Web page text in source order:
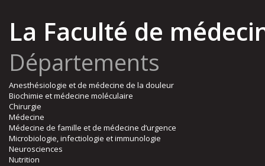
La Faculté de
Départements
Anesthésiologie et de médecine de la douleur
Biochimie et médecine moléculaire
Chirurgie
Médecine
Médecine de famille et de médecine d’urgence
Microbiologie, infectiologie et immunologie
Neurosciences
Nutrition